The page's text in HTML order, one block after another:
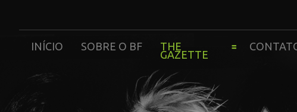
INÍCIO SOBRE O BF THE
GAZETTE